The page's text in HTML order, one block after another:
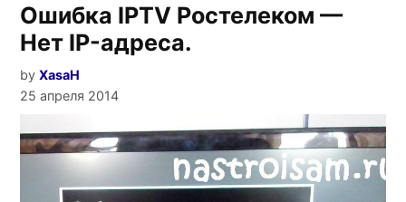
Ошибка IPTV Ростелеком —
Нет IP-адреса.
by XasaH
25 апреля 2014